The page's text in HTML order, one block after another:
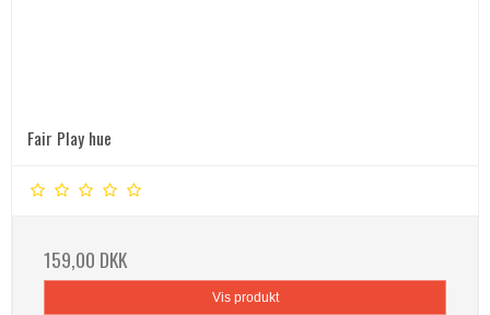
Fair Play hue
159,00 DKK
Vis produkt